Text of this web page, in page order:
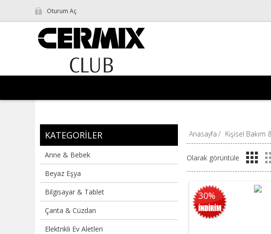
Oturum Aç
KATEGORILER
Anne & Bebek
Beyaz Eşya
Bilgisayar & Tablet
Çanta & Cüzdan
Elektrikli Ev Aletleri
Anasayfa / Kişisel Bakım
Olarak görüntüle
30%